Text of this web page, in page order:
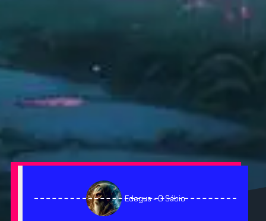
Edegus - O Sábio